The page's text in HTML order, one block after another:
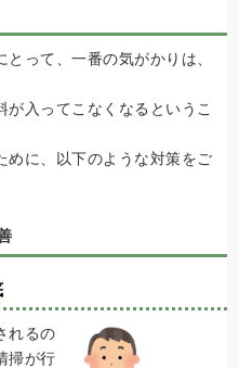
って、一番の気がかりは、
入ってこなくなるというこ
めに、以下のような対策をご
れるの
掃が行